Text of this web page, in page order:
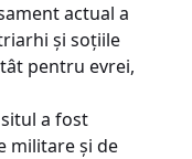
actual a
și soțiile
pentru evrei,
a fost
militare și de